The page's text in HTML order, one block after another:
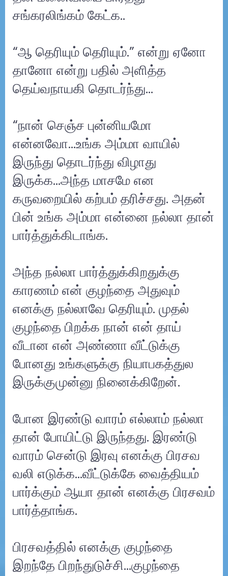
சங்கரலிங்கம் கேட்க..
“ஆ தெரியும் தெரியும்.” என்று ஏனோ
தானோ என்று பதில் அளித்த
தெய்வநாயகி தொடர்ந்து…
“நான் செஞ்ச புன்னியமோ
என்னவோ...உங்க அம்மா வாயில்
இருந்து தொடர்ந்து விழாது
இருக்க...அந்த மாசமே என
கருவறையில் கற்பம் தரிச்சது. அதன்
பின் உங்க அம்மா என்னை நல்லா தான்
பார்த்துக்கிடாங்க.
அந்த நல்லா பார்த்துக்கிறதுக்கு
காரணம் என் குழந்தை அதுவும்
எனக்கு நல்லாவே தெரியும். முதல்
குழந்தை பிறக்க நான் என் தாய்
வீடான என் அண்ணா வீட்டுக்கு
போனது உங்களுக்கு நியாபகத்துல
இருக்குமுன்னு நினைக்கிறேன்.
போன இரண்டு வாரம் எல்லாம் நல்லா
தான் போயிட்டு இருந்தது. இரண்டு
வாரம் சென்டு இரவு எனக்கு பிரசவ
வலி எடுக்க...வீட்டுக்கே வைத்தியம்
பார்க்கும் ஆயா தான் எனக்கு பிரசவம்
பார்த்தாங்க.
பிரசவத்தில் எனக்கு குழந்தை
இறந்தே பிறந்துடுச்சி…குழந்தை